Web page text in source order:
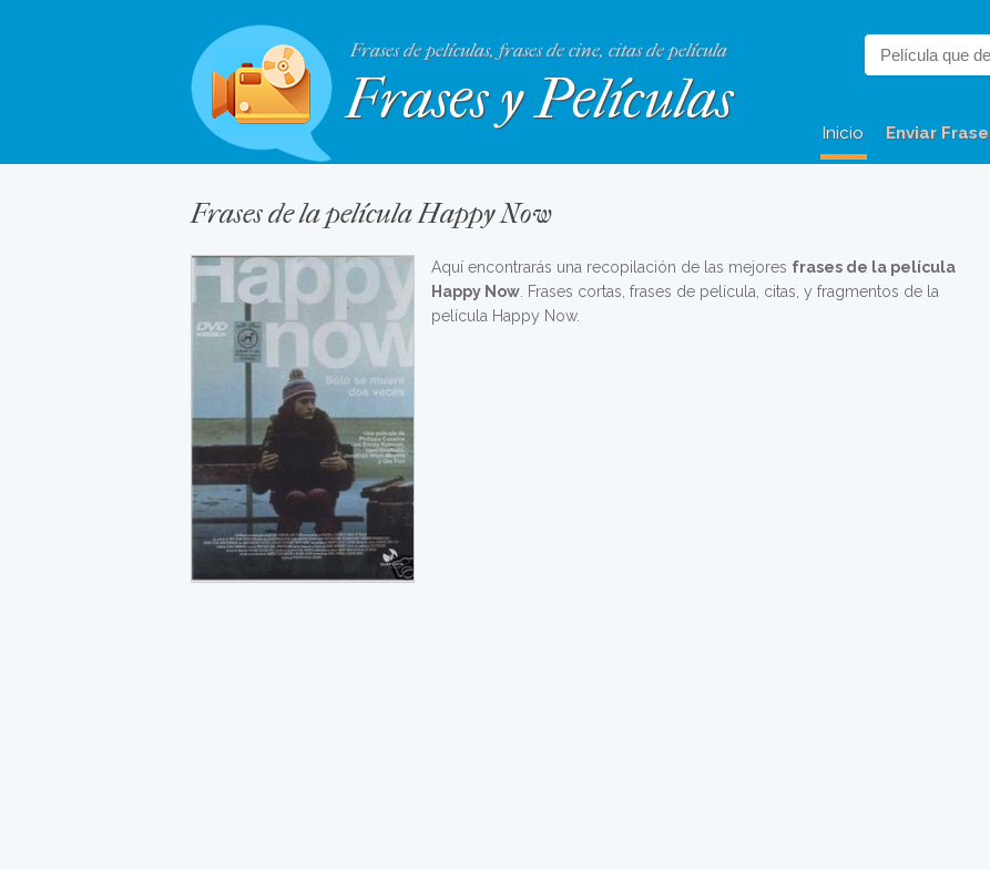
Frases de películas, frases de cine, citas de película
Frases y Películas
Inicio Enviar Frase
Frases de la película Happy Now
Aquí encontrarás una recopilación de las mejores frases de la película
Happy Now . Frases cortas, frases de película, citas, y fragmentos de la
película Happy Now.